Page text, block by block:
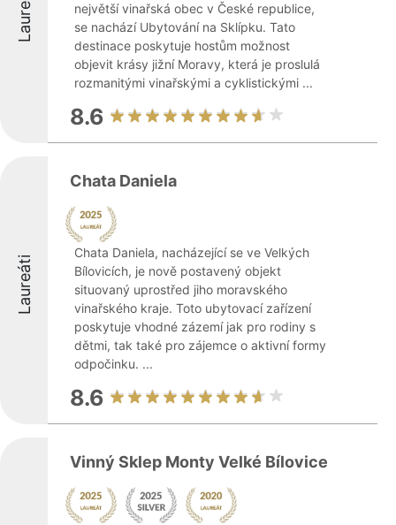
Laureáti
největší vinařská obec v České republice,
se nachází Ubytování na Sklípku. Tato
destinace poskytuje hostům možnost
objevit krásy jižní Moravy, která je proslulá
rozmanitými vinařskými a cyklistickými ...
8.6
Laureáti
Chata Daniela
Chata Daniela, nacházející se ve Velkých
Bílovicích, je nově postavený objekt
situovaný uprostřed jiho moravského
vinařského kraje. Toto ubytovací zařízení
poskytuje vhodné zázemí jak pro rodiny s
dětmi, tak také pro zájemce o aktivní formy
odpočinku. ...
8.6
Vinný Sklep Monty Velké Bílovice